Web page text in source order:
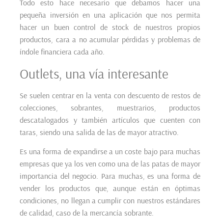
Todo esto hace necesario que debamos hacer una
pequeña inversión en una aplicación que nos permita
hacer un buen control de stock de nuestros propios
productos, cara a no acumular pérdidas y problemas de
índole financiera cada año.
Outlets, una vía interesante
Se suelen centrar en la venta con descuento de restos de
colecciones, sobrantes, muestrarios, productos
descatalogados y también artículos que cuenten con
taras, siendo una salida de las de mayor atractivo.
Es una forma de expandirse a un coste bajo para muchas
empresas que ya los ven como una de las patas de mayor
importancia del negocio. Para muchas, es una forma de
vender los productos que, aunque están en óptimas
condiciones, no llegan a cumplir con nuestros estándares
de calidad, caso de la mercancía sobrante.